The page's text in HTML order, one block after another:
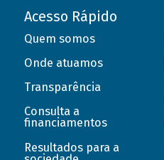
Acesso Rápido
Quem somos
Onde atuamos
Transparência
Consulta a
financiamentos
Resultados para a